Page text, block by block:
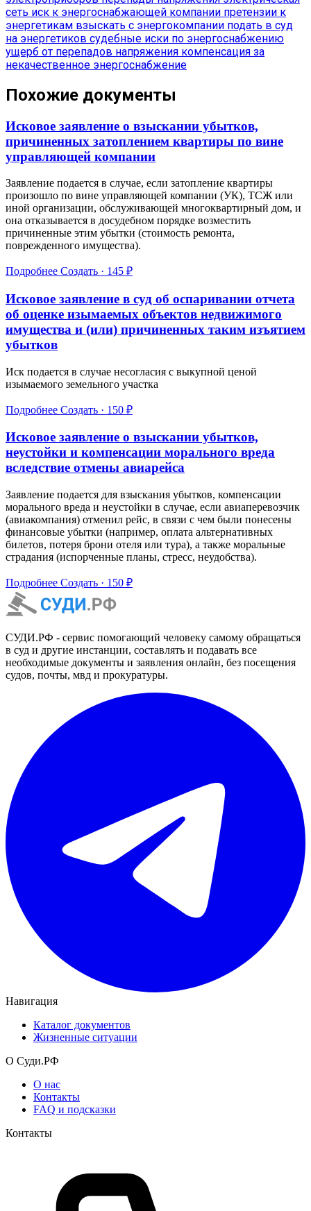
сеть иск к энергоснабжающей компании претензии к
энергетикам взыскать с энергокомпании подать в суд
на энергетиков судебные иски по энергоснабжению
ущерб от перепадов напряжения компенсация за
некачественное энергоснабжение
Похожие документы
Исковое заявление о взыскании убытков,
причиненных затоплением квартиры по вине
управляющей компании
Заявление подается в случае, если затопление квартиры
произошло по вине управляющей компании (УК), ТСЖ или
иной организации, обслуживающей многоквартирный дом, и
она отказывается в досудебном порядке возместить
причиненные этим убытки (стоимость ремонта,
поврежденного имущества).
Подробнее Создать · 145 ₽
Исковое заявление в суд об оспаривании отчета
об оценке изымаемых объектов недвижимого
имущества и (или) причиненных таким изъятием
убытков
Иск подается в случае несогласия с выкупной ценой
изымаемого земельного участка
Подробнее Создать · 150 ₽
Исковое заявление о взыскании убытков,
неустойки и компенсации морального вреда
вследствие отмены авиарейса
Заявление подается для взыскания убытков, компенсации
морального вреда и неустойки в случае, если авиаперевозчик
(авиакомпания) отменил рейс, в связи с чем были понесены
финансовые убытки (например, оплата альтернативных
билетов, потеря брони отеля или тура), а также моральные
страдания (испорченные планы, стресс, неудобства).
Подробнее Создать · 150 ₽
СУДИ.РФ - сервис помогающий человеку самому обращаться
в суд и другие инстанции, составлять и подавать все
необходимые документы и заявления онлайн, без посещения
судов, почты, мвд и прокуратуры.
Навигация
Каталог документов
Жизненные ситуации
О Суди.РФ
О нас
Контакты
FAQ и подсказки
Контакты